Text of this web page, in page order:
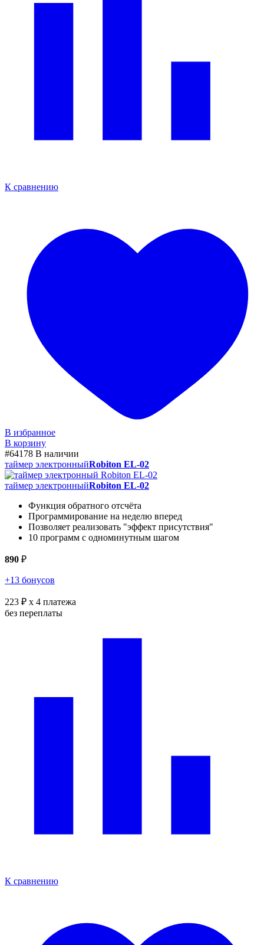
К сравнению
В избранное
В корзину
#64178 В наличии
таймер электронныйRobiton EL-02
таймер электронныйRobiton EL-02
Функция обратного отсчёта
Программирование на неделю вперед
Позволяет реализовать "эффект присутствия"
10 программ с одноминутным шагом
890 ₽
+13 бонусов
223 ₽ x 4 платежа
без переплаты
К сравнению